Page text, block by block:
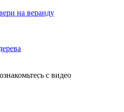
на веранду
с видео